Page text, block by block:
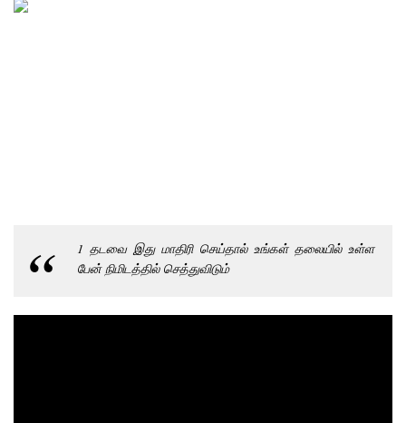
1 தடவை இது மாதிரி செய்தால் உங்கள் தலையில் உள்ள
பேன் நிமிடத்தில் செத்துவிடும்